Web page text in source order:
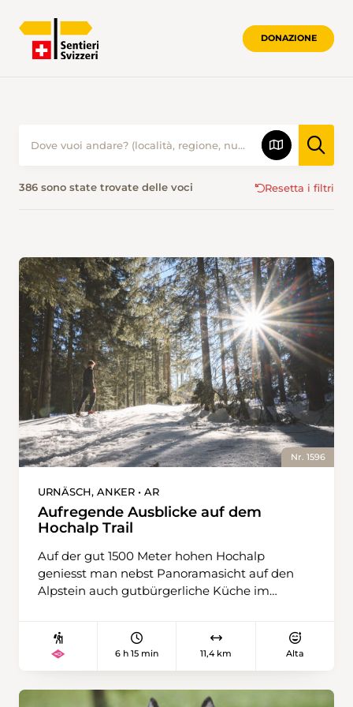
DONAZIONE
386 sono state trovate delle voci Resetta i filtri
Nr. 1596
URNÄSCH, ANKER • AR
Aufregende Ausblicke auf dem
Hochalp Trail
Auf der gut 1500 Meter hohen Hochalp
geniesst man nebst Panoramasicht auf den
Alpstein auch gutbürgerliche Küche im
vorgängig telefonisch erkundigt werden. Start
dieser Schneeschuhwanderung ist in Urnäsch,
2300 Einwohnerinnen und Einwohnern. Die
6 h 15 min 11,4 km Alta